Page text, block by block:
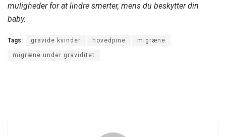
muligheder for at lindre smerter, mens du beskytter din
baby.
Tags: gravide kvinder hovedpine migræne
migræne under graviditet